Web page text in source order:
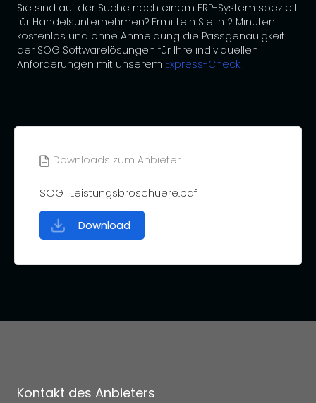
Sie sind auf der Suche nach einem ERP-System speziell
für Handelsunternehmen? Ermitteln Sie in 2 Minuten
kostenlos und ohne Anmeldung die Passgenauigkeit
der SOG Softwarelösungen für Ihre individuellen
Anforderungen mit unserem Express-Check!
Downloads zum Anbieter
SOG_Leistungsbroschuere.pdf
Download
Kontakt des Anbieters